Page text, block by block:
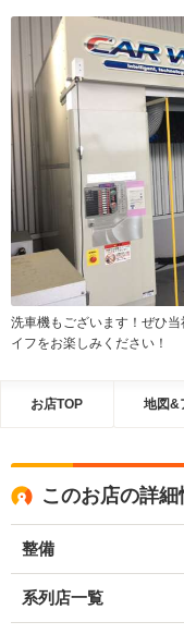
洗車機もございます！ぜひ
イフをお楽しみください！
お店TOP 地図&
このお店の詳細
整備
系列店一覧